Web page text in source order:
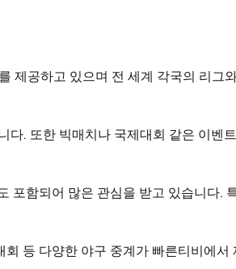
제공하고 있으며 전 세계 각국의 리그
. 또한 빅매치나 국제대회 같은 이벤
포함되어 많은 관심을 받고 있습니다.
등 다양한 야구 중계가 빠른티비에서